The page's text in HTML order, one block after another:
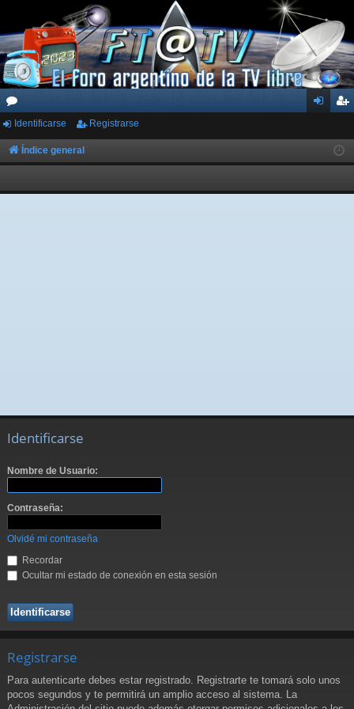
or
os
ar
ist
rs
Identificarse Registrarse
Índice general
Identificarse
Nombre de Usuario:
Contraseña:
Olvidé mi contraseña
Recordar
Ocultar mi estado de conexión en esta sesión
Registrarse
Para autenticarte debes estar registrado. Registrarte te tomará solo unos
pocos segundos y te permitirá un amplio acceso al sistema. La